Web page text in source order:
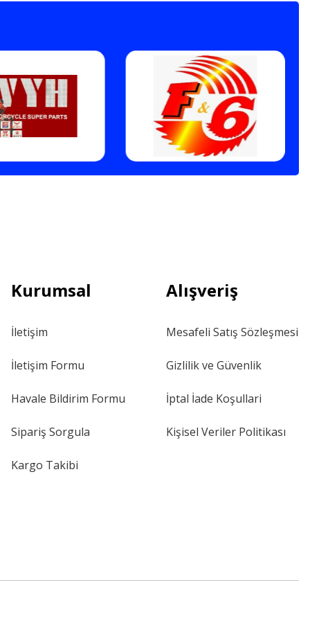
Kurumsal
İletişim
İletişim Formu
Havale Bildirim Formu
Sipariş Sorgula
Kargo Takibi
Alışveriş
Mesafeli Satış Sözleşmesi
Gizlilik ve Güvenlik
İptal İade Koşullari
Kişisel Veriler Politikası